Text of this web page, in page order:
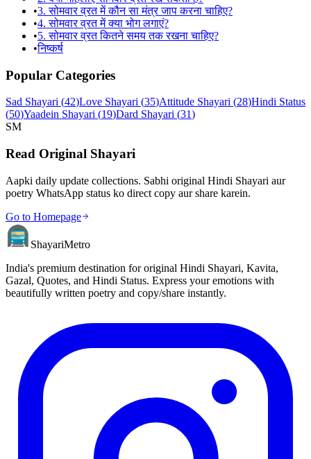
•3. सोमवार व्रत में कौन सा मंत्र जाप करना चाहिए?
•4. सोमवार व्रत में क्या भोग लगाएं?
•5. सोमवार व्रत कितने समय तक रखना चाहिए?
•निष्कर्ष
Popular Categories
Sad Shayari (42)Love Shayari (35)Attitude Shayari (28)Hindi Status
(50)Yaadein Shayari (19)Dard Shayari (31)
SM
Read Original Shayari
Aapki daily update collections. Sabhi original Hindi Shayari aur
poetry WhatsApp status ko direct copy aur share karein.
Go to Homepage
ShayariMetro
India's premium destination for original Hindi Shayari, Kavita,
Gazal, Quotes, and Hindi Status. Express your emotions with
beautifully written poetry and copy/share instantly.